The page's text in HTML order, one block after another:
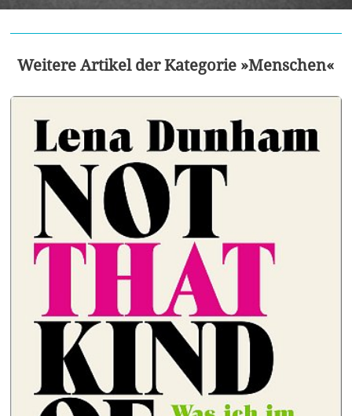
Weitere Artikel der Kategorie »Menschen«